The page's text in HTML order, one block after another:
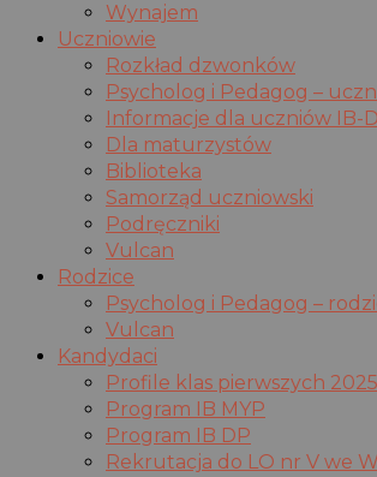
Wynajem
Uczniowie
Rozkład dzwonków
Psycholog i Pedagog –
Informacje dla uczniów IB-
Dla maturzystów
Biblioteka
Samorząd uczniowski
Podręczniki
Vulcan
Rodzice
Psycholog i Pedagog –
Vulcan
Kandydaci
Profile klas pierwszych
Program IB MYP
Program IB DP
Rekrutacja do LO nr V we